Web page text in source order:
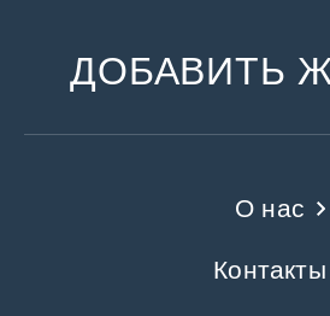
ДОБАВИТЬ
О нас
Контакты